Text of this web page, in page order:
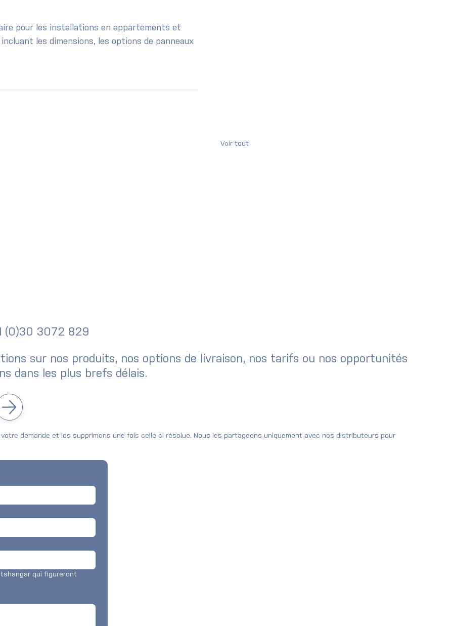
pour les installations en appartements et
les dimensions, les options de panneaux
Voir tout
Q2 2026 Newsletter : bilan Q1 2026
(0)30 3072 829
sur nos produits, nos options de livraison, nos tarifs ou nos opportunités
dans les plus brefs délais.
demande et les supprimons une fois celle-ci résolue. Nous les partageons uniquement avec nos distributeurs pour
qui figureront